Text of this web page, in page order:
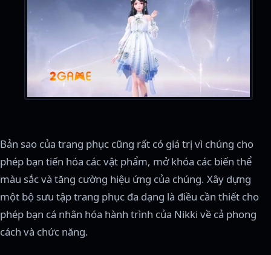
Bản sao của trang phục cũng rất có giá trị vì chúng cho
phép bạn tiến hóa các vật phẩm, mở khóa các biến thể
màu sắc và tăng cường hiệu ứng của chúng. Xây dựng
một bộ sưu tập trang phục đa dạng là điều cần thiết cho
phép bạn cá nhân hóa hành trình của Nikki về cả phong
cách và chức năng.